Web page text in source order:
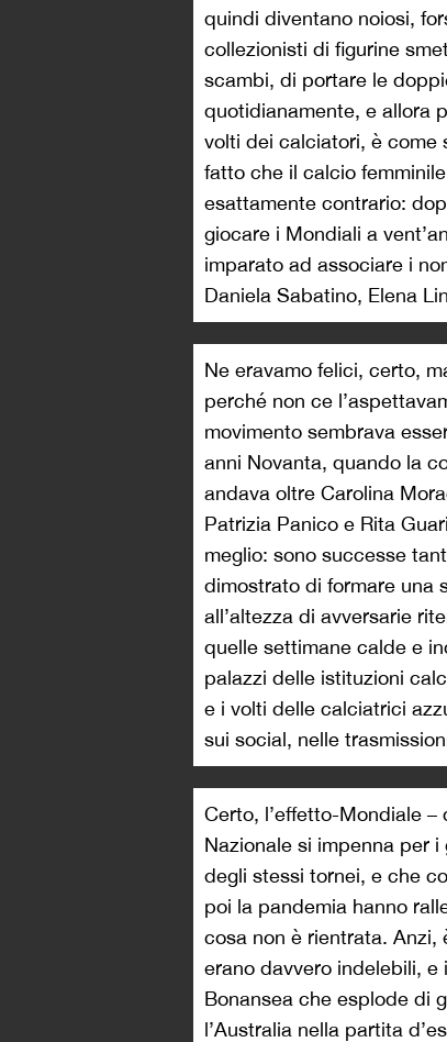
quindi diventano noiosi,
collezionisti di figurine
scambi, di portare le
quotidianamente, e allora
volti dei calciatori, è come
fatto che il calcio
esattamente contrario:
giocare i Mondiali a
imparato ad associare i
Daniela Sabatino, Elena
Ne eravamo felici, certo,
perché non ce
movimento sembrava
anni Novanta, quando la
andava oltre Carolina
Patrizia Panico e Rita
meglio: sono successe
dimostrato di formare una
all’altezza di avversarie
quelle settimane calde e
palazzi delle istituzioni
e i volti delle calciatrici
sui social, nelle
Certo, l’effetto-Mondiale –
Nazionale si impenna per
degli stessi tornei, e che
poi la pandemia hanno
cosa non è rientrata. Anzi,
erano davvero indelebili,
Bonansea che esplode di
l’Australia nella partita